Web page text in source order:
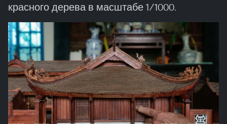
красного дерева в масштабе 1/1000.